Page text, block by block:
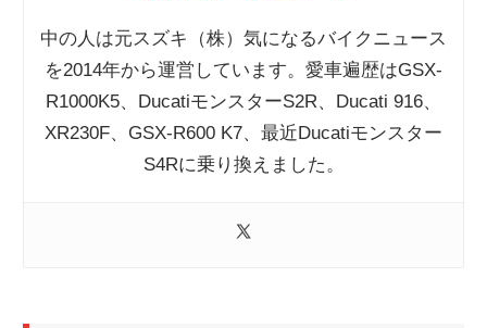
中の人は元スズキ（株）気になるバイクニュース
を2014年から運営しています。愛車遍歴はGSX-
R1000K5、DucatiモンスターS2R、Ducati 916、
XR230F、GSX-R600 K7、最近Ducatiモンスター
S4Rに乗り換えました。